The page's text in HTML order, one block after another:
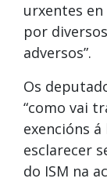
urxentes
por
adversos”.
Os
“como vai
exencións á
esclarecer
do ISM na